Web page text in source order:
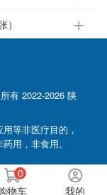
有 2022-2026 陕
等非医疗目的，
用，非食用。
0
物车
我的